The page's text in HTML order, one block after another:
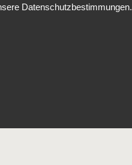
Datenschutzbestimmungen.